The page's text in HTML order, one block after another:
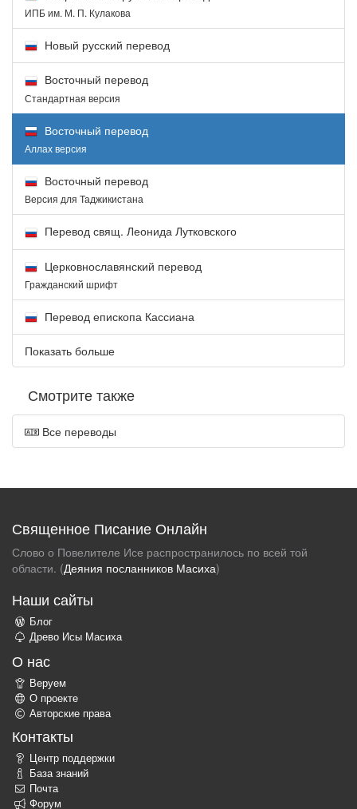
ИПБ им. М. П. Кулакова
Новый русский перевод
Восточный перевод
Стандартная версия
Восточный перевод
Аллах версия
Восточный перевод
Версия для Таджикистана
Перевод свящ. Леонида Лутковского
Церковнославянский перевод
Гражданский шрифт
Перевод епископа Кассиана
Показать больше
Смотрите также
Все переводы
Священное Писание Онлайн
Слово о Повелителе Исе распространилось по всей той
области. (Деяния посланников Масиха)
Наши сайты
Блог
Древо Исы Масиха
О нас
Веруем
О проекте
Авторские права
Контакты
Центр поддержки
База знаний
Почта
Форум